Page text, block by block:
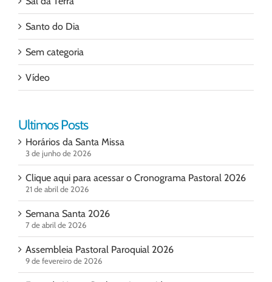
Santo do Dia
Sem categoria
Vídeo
Ultimos Posts
Horários da Santa Missa
3 de junho de 2026
Clique aqui para acessar o Cronograma Pastoral 2026
21 de abril de 2026
Semana Santa 2026
7 de abril de 2026
Assembleia Pastoral Paroquial 2026
9 de fevereiro de 2026